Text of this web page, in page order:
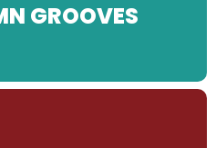
GROOVES